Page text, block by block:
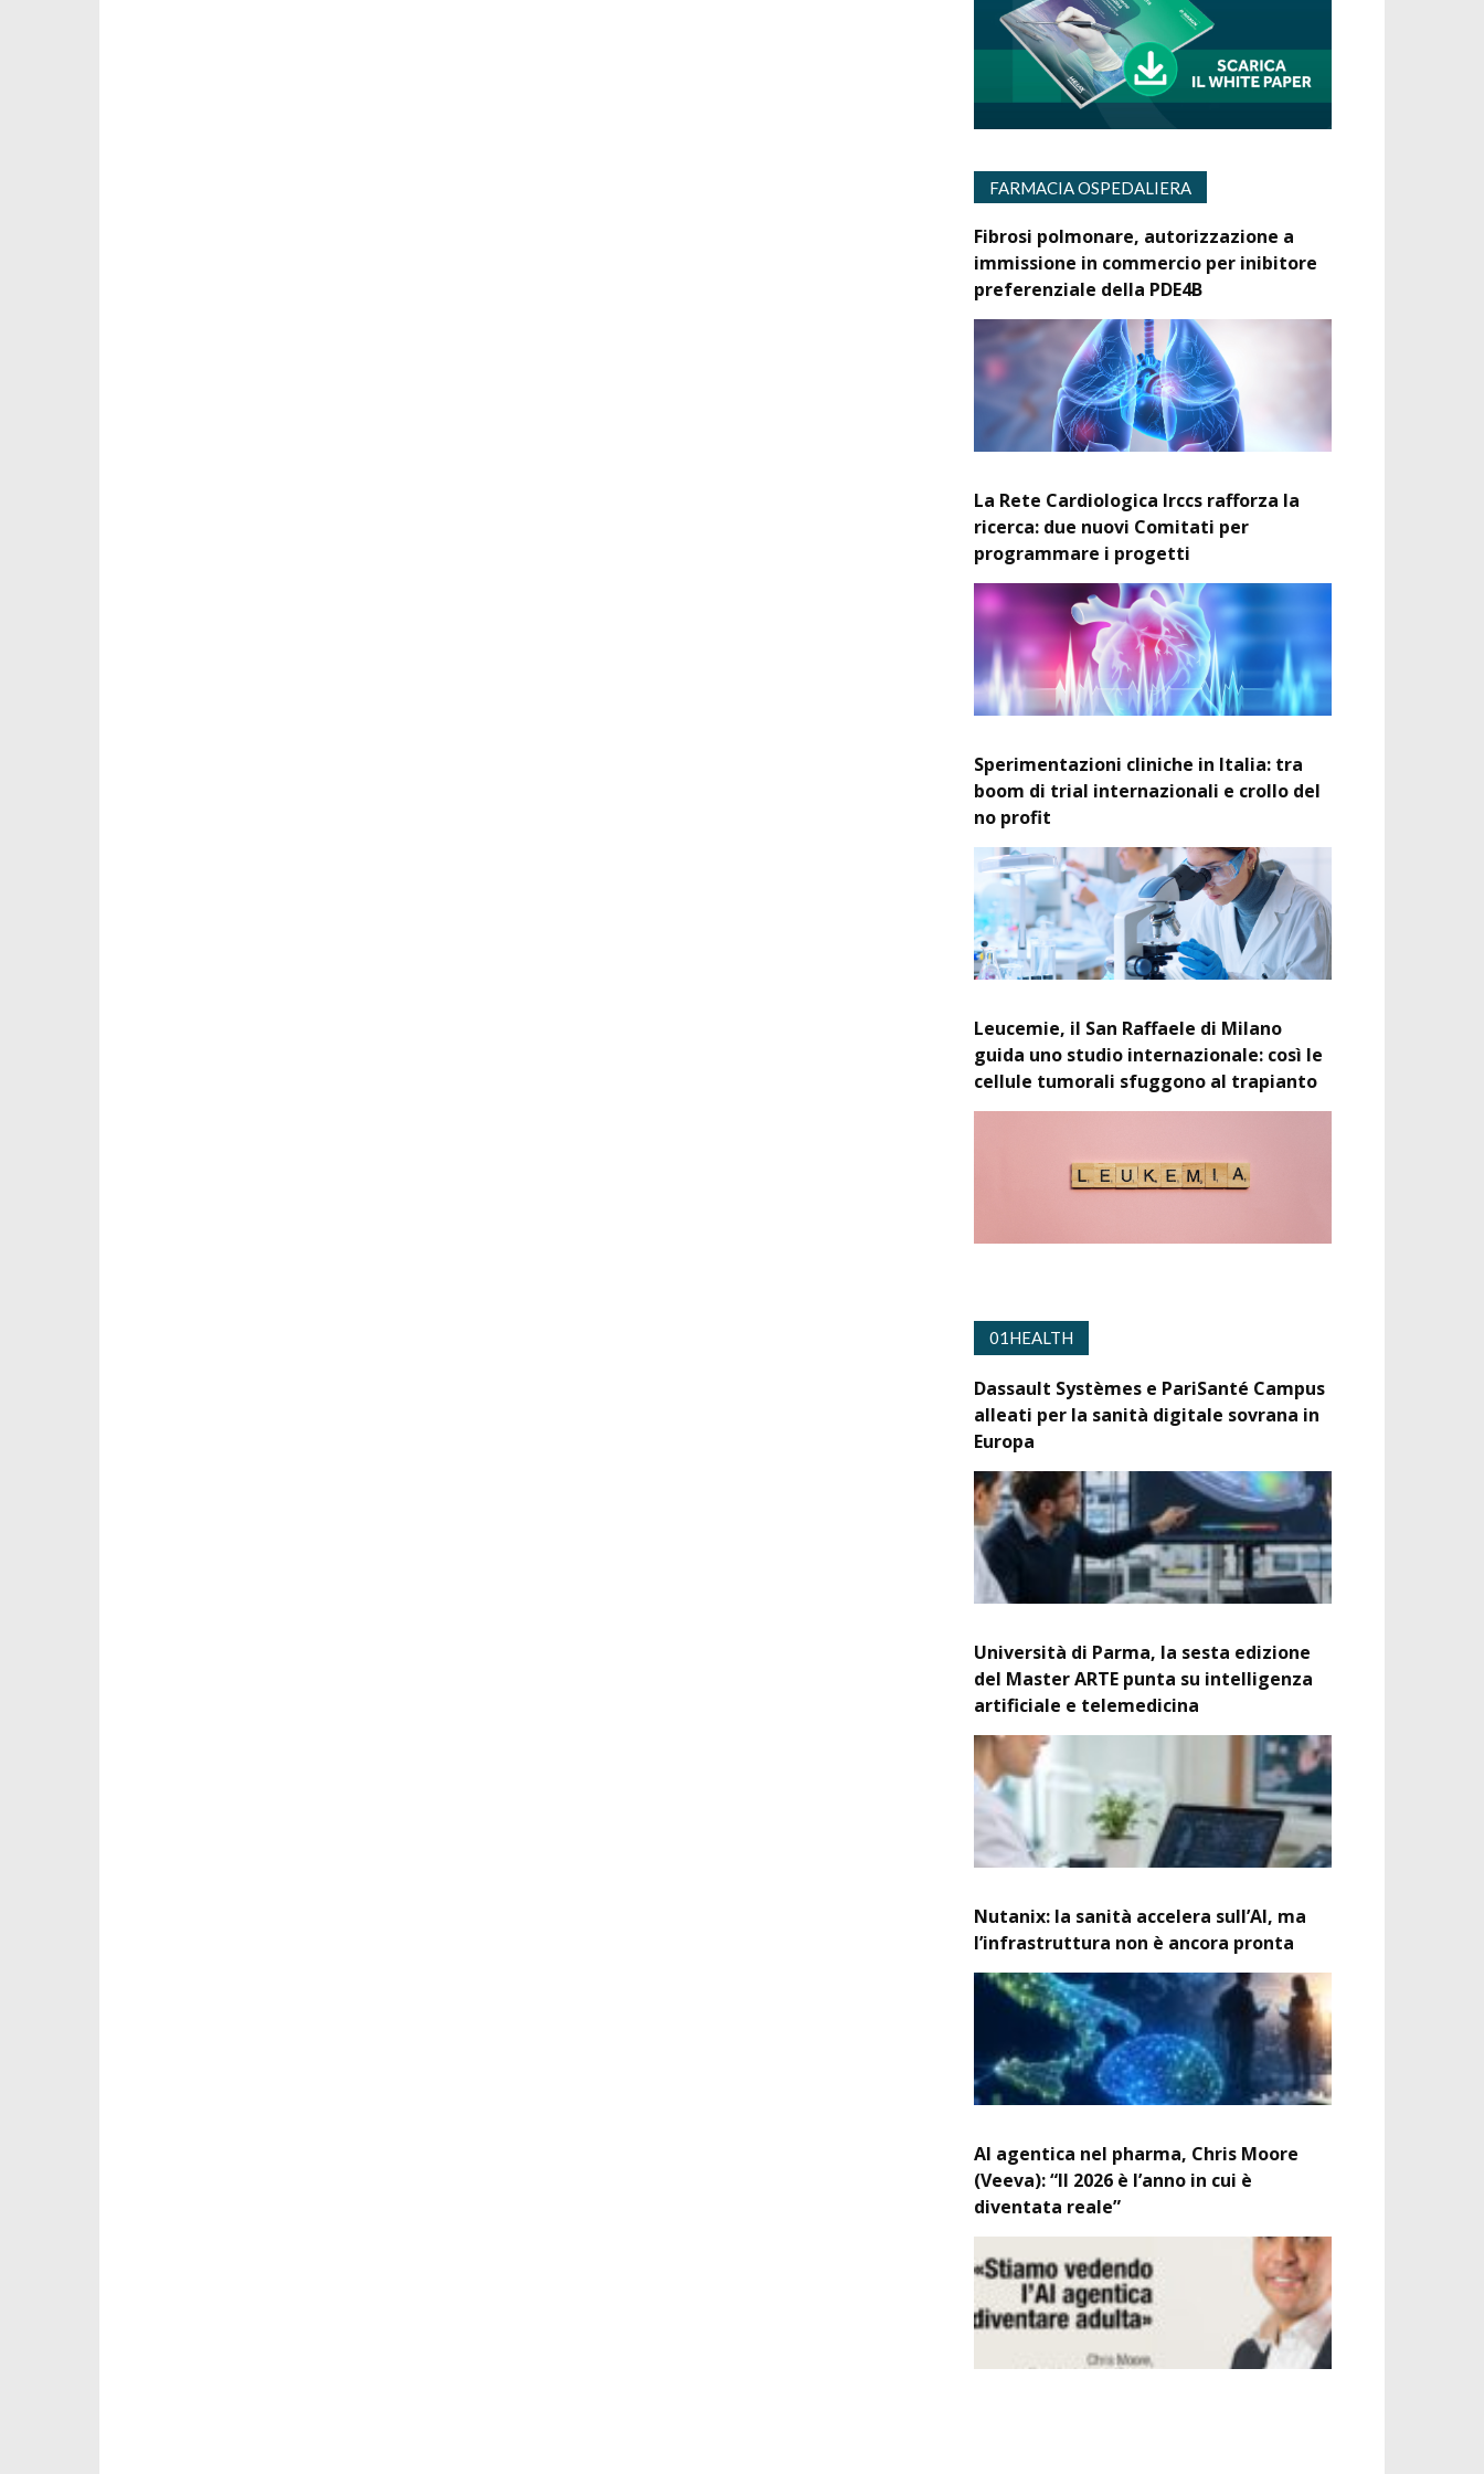
FARMACIA OSPEDALIERA
Fibrosi polmonare, autorizzazione a
immissione in commercio per inibitore
preferenziale della PDE4B
La Rete Cardiologica Irccs rafforza la
ricerca: due nuovi Comitati per
programmare i progetti
Sperimentazioni cliniche in Italia: tra
boom di trial internazionali e crollo del
no profit
Leucemie, il San Raffaele di Milano
guida uno studio internazionale: così le
cellule tumorali sfuggono al trapianto
01HEALTH
Dassault Systèmes e PariSanté Campus
alleati per la sanità digitale sovrana in
Europa
Università di Parma, la sesta edizione
del Master ARTE punta su intelligenza
artificiale e telemedicina
Nutanix: la sanità accelera sull’AI, ma
l’infrastruttura non è ancora pronta
AI agentica nel pharma, Chris Moore
(Veeva): “Il 2026 è l’anno in cui è
diventata reale”